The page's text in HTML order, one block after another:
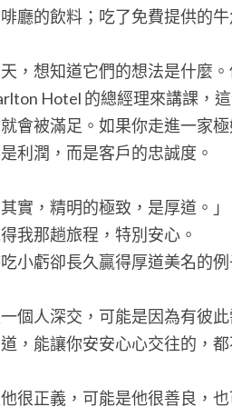
廳的飲料；吃了免費提供的
，想知道它們的想法是什麼
Hotel 的總經理來講課，
會被滿足。如果你走進一家
利潤，而是客戶的忠誠度。
實，精明的極致，是厚道。」
我那趟旅程，特別安心。
小虧卻長久贏得厚道美名的
個人深交，可能是因為有彼
，能讓你安安心心交往的，
很正義，可能是他很善良，